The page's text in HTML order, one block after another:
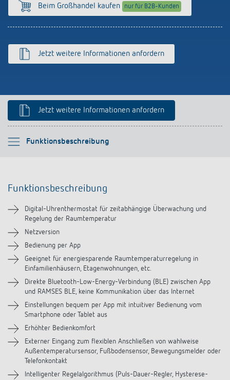
Anfahrt
Beim Großhandel kaufen nur für B2B-Kunden
Jetzt weitere Informationen anfordern
Jetzt weitere Informationen anfordern
Funktionsbeschreibung
Bitte auswählen
Technische Informationen
Downloads
Zubehör
Ähnliche Produkte
Funktionsbeschreibung
Digital-Uhrenthermostat für zeitabhängige Überwachung und
Regelung der Raumtemperatur
Netzversion
Bedienung per App
Geeignet für energiesparende Raumtemperaturregelung in
Einfamilienhäusern, Etagenwohnungen, etc.
Direkte Bluetooth-Low-Energy-Verbindung (BLE) zwischen App
und RAMSES BLE, keine Kommunikation über das Internet
Einstellungen bequem per App mit intuitiver Bedienung vom
Smartphone oder Tablet aus
Erhöhter Bedienkomfort
Externer Eingang zum flexiblen Anschließen von wahlweise
Außentemperatursensor, Fußbodensensor, Bewegungsmelder oder
Telefonkontakt
Intelligenter Regelalgorithmus (Puls-Dauer-Regler, Hysterese-